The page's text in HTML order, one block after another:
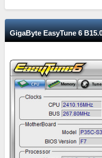
GigaByte EasyTune 6